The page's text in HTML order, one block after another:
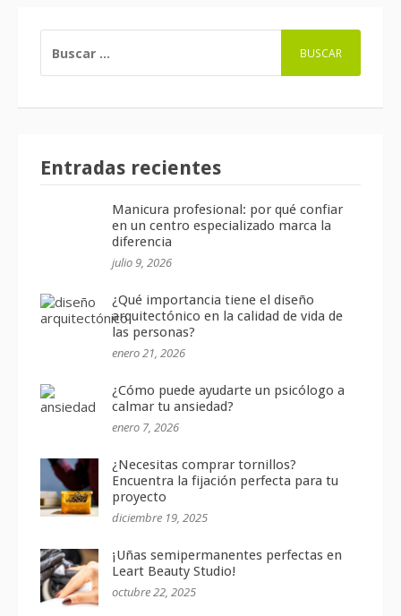
Entradas recientes
Manicura profesional: por qué confiar
en un centro especializado marca la
diferencia
julio 9, 2026
¿Qué importancia tiene el diseño
arquitectónico en la calidad de vida de
las personas?
enero 21, 2026
¿Cómo puede ayudarte un psicólogo a
calmar tu ansiedad?
enero 7, 2026
¿Necesitas comprar tornillos?
Encuentra la fijación perfecta para tu
proyecto
diciembre 19, 2025
¡Uñas semipermanentes perfectas en
Leart Beauty Studio!
octubre 22, 2025